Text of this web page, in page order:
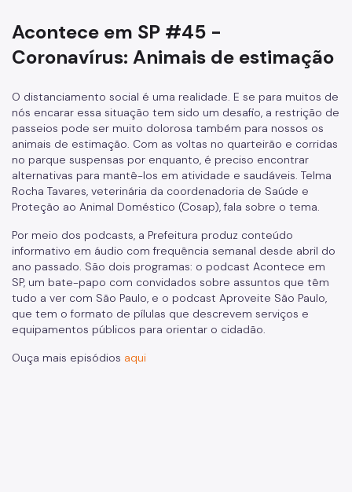
Acontece em SP #45 -
Coronavírus: Animais de estimação
O distanciamento social é uma realidade. E se para muitos de
nós encarar essa situação tem sido um desafio, a restrição de
passeios pode ser muito dolorosa também para nossos os
animais de estimação. Com as voltas no quarteirão e corridas
no parque suspensas por enquanto, é preciso encontrar
alternativas para mantê-los em atividade e saudáveis. Telma
Rocha Tavares, veterinária da coordenadoria de Saúde e
Proteção ao Animal Doméstico (Cosap), fala sobre o tema.
Por meio dos podcasts, a Prefeitura produz conteúdo
informativo em áudio com frequência semanal desde abril do
ano passado. São dois programas: o podcast Acontece em
SP, um bate-papo com convidados sobre assuntos que têm
tudo a ver com São Paulo, e o podcast Aproveite São Paulo,
que tem o formato de pílulas que descrevem serviços e
equipamentos públicos para orientar o cidadão.
Ouça mais episódios aqui